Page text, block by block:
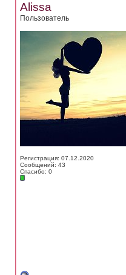
Alissa
Пользователь
Регистрация: 07.12.2020
Сообщений: 43
Спасибо: 0